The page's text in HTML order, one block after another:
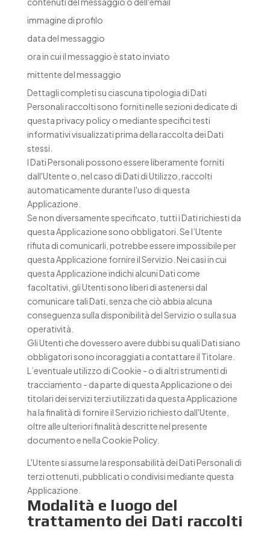
immagine di profilo
data del messaggio
ora in cui il messaggio è stato inviato
mittente del messaggio
Dettagli completi su ciascuna tipologia di Dati
Personali raccolti sono forniti nelle sezioni dedicate di
questa privacy policy o mediante specifici testi
informativi visualizzati prima della raccolta dei Dati
stessi.
I Dati Personali possono essere liberamente forniti
dall'Utente o, nel caso di Dati di Utilizzo, raccolti
automaticamente durante l'uso di questa
Applicazione.
Se non diversamente specificato, tutti i Dati richiesti da
questa Applicazione sono obbligatori. Se l’Utente
rifiuta di comunicarli, potrebbe essere impossibile per
questa Applicazione fornire il Servizio. Nei casi in cui
questa Applicazione indichi alcuni Dati come
facoltativi, gli Utenti sono liberi di astenersi dal
comunicare tali Dati, senza che ciò abbia alcuna
conseguenza sulla disponibilità del Servizio o sulla sua
operatività.
Gli Utenti che dovessero avere dubbi su quali Dati siano
obbligatori sono incoraggiati a contattare il Titolare.
L’eventuale utilizzo di Cookie - o di altri strumenti di
tracciamento - da parte di questa Applicazione o dei
titolari dei servizi terzi utilizzati da questa Applicazione
ha la finalità di fornire il Servizio richiesto dall'Utente,
oltre alle ulteriori finalità descritte nel presente
documento e nella Cookie Policy.
L'Utente si assume la responsabilità dei Dati Personali di
terzi ottenuti, pubblicati o condivisi mediante questa
Applicazione.
Modalità e luogo del
trattamento dei Dati raccolti